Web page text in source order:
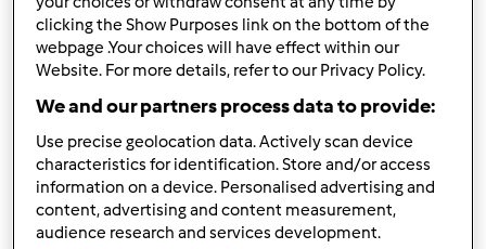
5 16 Fácil 1 37min
4.5(6)
Pão Rápido
porGast
5 16 Fácil 0 23min
clicking the Show Purposes link on the bottom of the
webpage .Your choices will have effect within our
Website. For more details, refer to our Privacy Policy.
We and our partners process data to provide:
Use precise geolocation data. Actively scan device
characteristics for identification. Store and/or access
information on a device. Personalised advertising and
content, advertising and content measurement,
audience research and services development.